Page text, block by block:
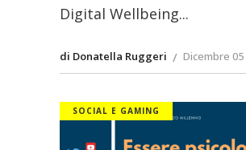
Digital Wellbeing
di Donatella Ruggeri Dicembre 05
SOCIAL E GAMING